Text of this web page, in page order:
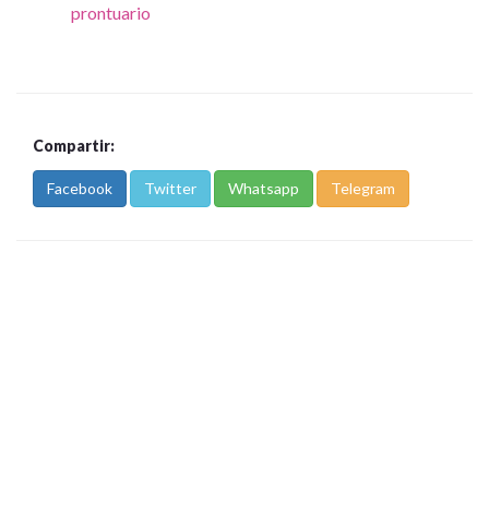
prontuario
Compartir:
Facebook Twitter Whatsapp Telegram